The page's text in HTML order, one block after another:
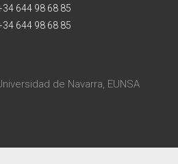
644 98 68 85
644 98 68 85
de Navarra, EUNSA